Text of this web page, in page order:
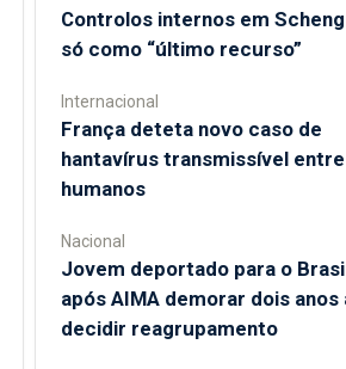
Controlos internos em
só como “último recurso”
Internacional
França deteta novo caso de
hantavírus transmissível entre
humanos
Nacional
Jovem deportado para o
após AIMA demorar dois anos
decidir reagrupamento